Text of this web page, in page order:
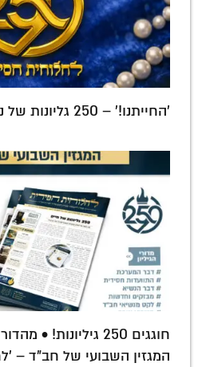
'החייתנו!' – 250 גליונות של נקודת האמת
חוגגים 250 גיליונות!
המגזין השבועי של חב"ד –